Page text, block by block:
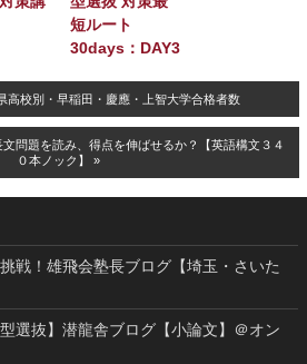
短ルート
30days：DAY3
高校別・早稲田・慶應・上智大学合格者数
問題を読み、得点を伸ばせるか？【英語構文３４
０本ノック】 »
戦！雄飛会塾長ブログ【埼玉・さいた
選抜】潜龍舎ブログ【小論文】＠オン